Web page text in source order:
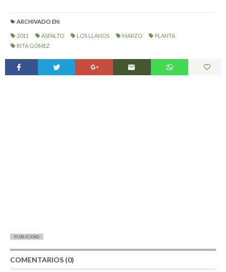
ARCHIVADO EN:
2011 ASFALTO LOS LLANOS MARZO
PLANTA
RITA GÓMEZ
PUBLICIDAD
COMENTARIOS (0)